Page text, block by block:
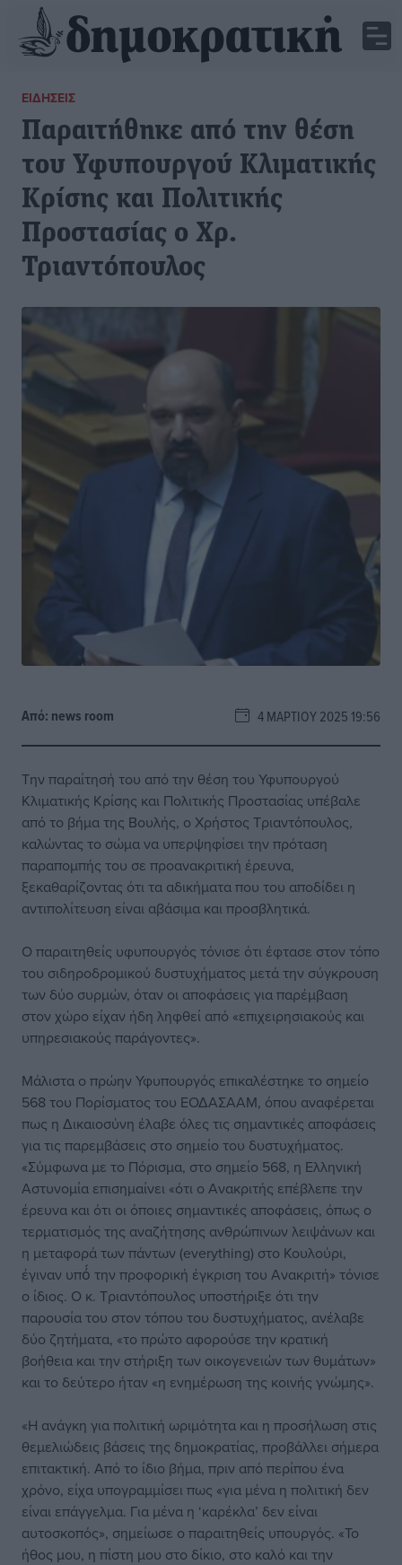
ΕΙΔΉΣΕΙΣ
Παραιτήθηκε από την θέση
του Υφυπουργού Κλιματικής
Κρίσης και Πολιτικής
Προστασίας ο Χρ.
Τριαντόπουλος
Από: news room 4 ΜΑΡΤΊΟΥ 2025 19:56
Την παραίτησή του από την θέση του Υφυπουργού
Κλιματικής Κρίσης και Πολιτικής Προστασίας υπέβαλε
από το βήμα της Βουλής, ο Χρήστος Τριαντόπουλος,
καλώντας το σώμα να υπερψηφίσει την πρόταση
παραπομπής του σε προανακριτική έρευνα,
ξεκαθαρίζοντας ότι τα αδικήματα που του αποδίδει η
αντιπολίτευση είναι αβάσιμα και προσβλητικά.
Ο παραιτηθείς υφυπουργός τόνισε ότι έφτασε στον τόπο
του σιδηροδρομικού δυστυχήματος μετά την σύγκρουση
των δύο συρμών, όταν οι αποφάσεις για παρέμβαση
στον χώρο είχαν ήδη ληφθεί από «επιχειρησιακούς και
υπηρεσιακούς παράγοντες».
Μάλιστα ο πρώην Υφυπουργός επικαλέστηκε το σημείο
568 του Πορίσματος του ΕΟΔΑΣΑΑΜ, όπου αναφέρεται
πως η Δικαιοσύνη έλαβε όλες τις σημαντικές αποφάσεις
για τις παρεμβάσεις στο σημείο του δυστυχήματος.
«Σύμφωνα με το Πόρισμα, στο σημείο 568, η Ελληνική
Αστυνομία επισημαίνει «ότι ο Ανακριτής επέβλεπε την
έρευνα και ότι οι όποιες σημαντικές αποφάσεις, όπως ο
τερματισμός της αναζήτησης ανθρώπινων λειψάνων και
η μεταφορά των πάντων (everything) στο Κουλούρι,
έγιναν υπό́ την προφορική έγκριση του Ανακριτή» τόνισε
ο ίδιος. Ο κ. Τριαντόπουλος υποστήριξε ότι την
παρουσία του στον τόπου του δυστυχήματος, ανέλαβε
δύο ζητήματα, «το πρώτο αφορούσε την κρατική
βοήθεια και την στήριξη των οικογενειών των θυμάτων»
και το δεύτερο ήταν «η ενημέρωση της κοινής γνώμης».
«Η ανάγκη για πολιτική ωριμότητα και η προσήλωση στις
θεμελιώδεις βάσεις της δημοκρατίας, προβάλλει σήμερα
επιτακτική. Από το ίδιο βήμα, πριν από περίπου ένα
χρόνο, είχα υπογραμμίσει πως «για μένα η πολιτική δεν
είναι επάγγελμα. Για μένα η ‘καρέκλα’ δεν είναι
αυτοσκοπός», σημείωσε ο παραιτηθείς υπουργός. «Το
ήθος μου, η πίστη μου στο δίκιο, στο καλό και την